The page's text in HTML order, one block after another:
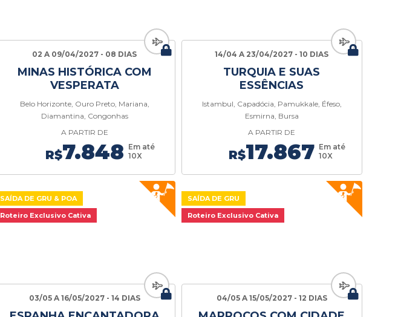
02 A 09/04/2027 - 08 DIAS
MINAS HISTÓRICA COM
VESPERATA
Belo Horizonte, Ouro Preto, Mariana,
Diamantina, Congonhas
A PARTIR DE
R$7.848 Em até
10X
14/04 A 23/04/2027 - 10 DIAS
TURQUIA E SUAS
ESSÊNCIAS
Istambul, Capadócia, Pamukkale, Éfeso,
Esmirna, Bursa
A PARTIR DE
R$17.867 Em até
10X
SAÍDA DE GRU & POA
Roteiro Exclusivo Cativa
03/05 A 16/05/2027 - 14 DIAS
SAÍDA DE GRU
Roteiro Exclusivo Cativa
04/05 A 15/05/2027 - 12 DIAS